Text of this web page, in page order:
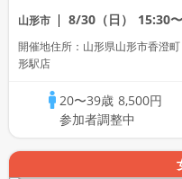
アニメ好きコン☆１名
大歓迎☆プレイワー
山形市 8/30（日） 15:30〜
開催地住所：山形県山形市香澄
形駅店
20〜39歳 8,500円
参加者調整中